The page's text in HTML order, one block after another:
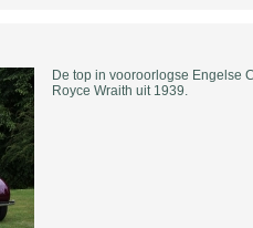
De top in vooroorlogse Engelse
Royce Wraith uit 1939.